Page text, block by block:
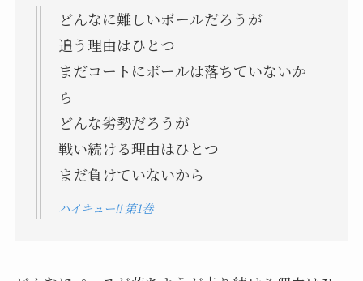
どんなに難しいボールだろうが
追う理由はひとつ
まだコートにボールは落ちていないか
ら
どんな劣勢だろうが
戦い続ける理由はひとつ
まだ負けていないから
ハイキュー!! 第1巻